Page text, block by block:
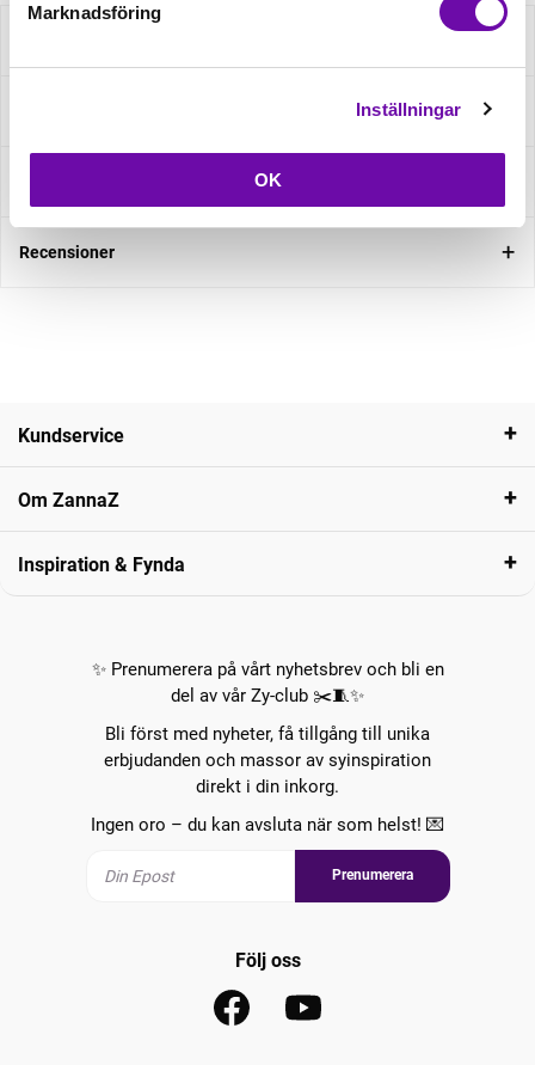
Marknadsföring
Inställningar
OK
Recensioner
Kundservice
Om ZannaZ
Inspiration & Fynda
✨ Prenumerera på vårt nyhetsbrev och bli en
del av vår Zy-club ✂️🧵✨
Bli först med nyheter, få tillgång till unika
erbjudanden och massor av syinspiration
direkt i din inkorg.
Ingen oro – du kan avsluta när som helst! 💌
Prenumerera
Följ oss